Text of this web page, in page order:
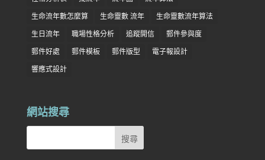
生命流年數怎麼算
生命靈數 流年
生命靈數流年算法
生日流年
職場性格分析 追蹤開信
郵件參與度
郵件好處
郵件模板 郵件版型
電子報設計
響應式設計
網站搜尋